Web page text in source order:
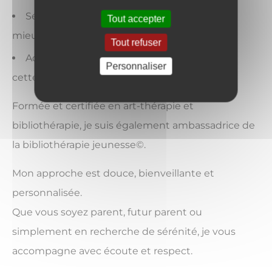
Séances individuelles pour se recentrer et
mieux se connaître
Accompagnement des futurs parents dans
cette période de transition
Formée et certifiée en art-thérapie et
bibliothérapie, je suis également ambassadrice de
la bibliothérapie jeunesse©.
Mon approche est douce, bienveillante et
personnalisée.
Que vous soyez parent, futur parent ou
simplement en recherche de sérénité, je vous
accompagne avec écoute et respect.
Tout accepter
Tout refuser
Personnaliser